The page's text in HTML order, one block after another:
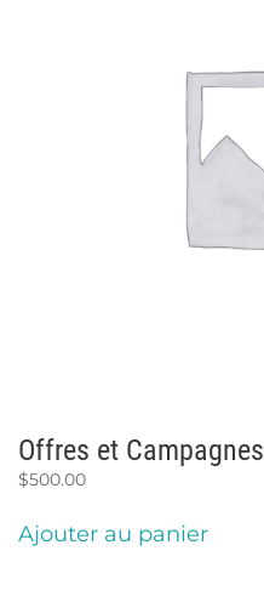
Offres et Campagnes
$500.00
Ajouter au panier